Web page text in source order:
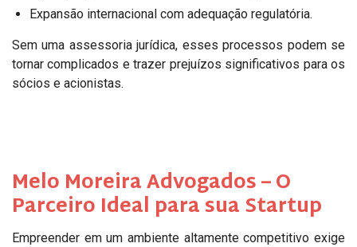
Expansão internacional com adequação regulatória.
Sem uma assessoria jurídica, esses processos podem se
tornar complicados e trazer prejuízos significativos para os
sócios e acionistas.
Melo Moreira Advogados – O
Parceiro Ideal para sua Startup
Empreender em um ambiente altamente competitivo exige